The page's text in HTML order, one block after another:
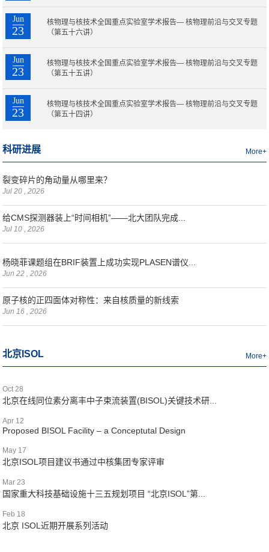
Jun
23
核物理与核技术全国重点实验室学术报告— 核物理前沿与交叉专题
（第五十六讲）
Jun
23
核物理与核技术全国重点实验室学术报告— 核物理前沿与交叉专题
（第五十五讲）
Jun
23
核物理与核技术全国重点实验室学术报告— 核物理前沿与交叉专题
（第五十四讲）
More+
科研进展
裂变碎片的角动量从哪里来？
Jul 20 , 2026
给CMS探测器装上“时间相机”——北大团队完成...
Jul 10 , 2026
杨晓菲课题组在BRIF装置上成功实现PLASEN谱仪...
Jun 22 , 2026
原子核的正四面体对称性：来自核质量的新线索
Jun 16 , 2026
More+
北京ISOL
Oct 28
北京在线同位素分离丰中子束流装置(BISOL)关键技术研...
Apr 12
Proposed BISOL Facility – a Conceptutal Design
May 17
北京ISOL项目建议书通过中核集团专家评审
Mar 23
国家重大科技基础设施十三五规划项目 “北京ISOL”第...
Feb 18
北京 ISOL近期开展系列活动